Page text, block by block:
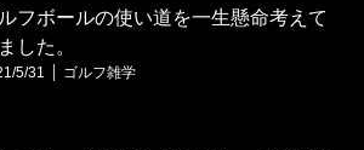
フボールの使い道を一生懸命考えて
した。
5/31 ゴルフ雑学